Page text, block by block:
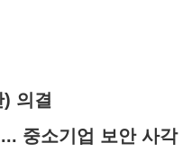
의결
중소기업 보안 사각